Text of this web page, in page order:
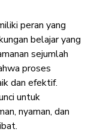
peran yang
belajar yang
sejumlah
proses
dan efektif.
untuk
nyaman, dan